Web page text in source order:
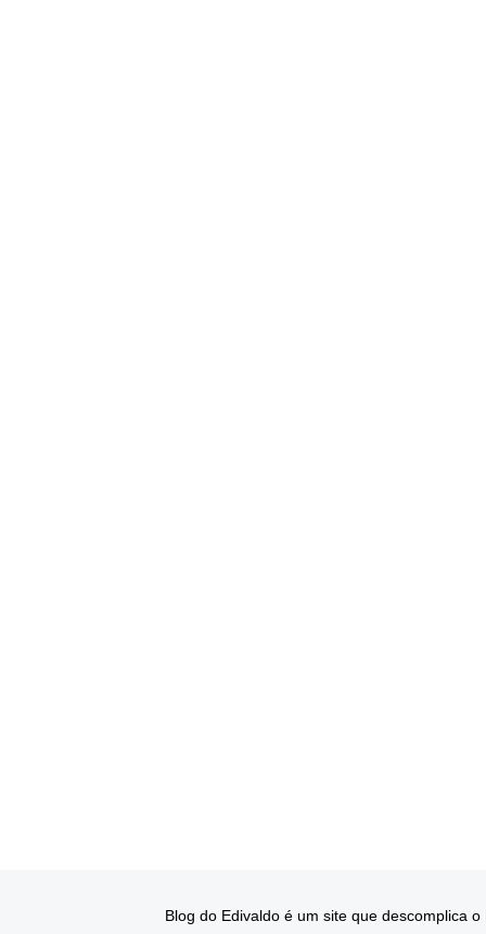
Blog do Edivaldo é um site que descomplica o